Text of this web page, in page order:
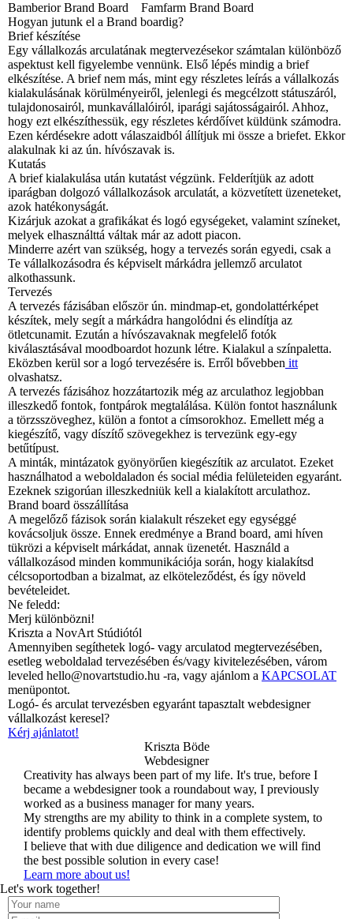
Bamberior Brand Board
Famfarm Brand Board
Hogyan jutunk el a Brand boardig?
Brief készítése
Egy vállalkozás arculatának megtervezésekor számtalan különböző
aspektust kell figyelembe vennünk. Első lépés mindig a brief
elkészítése. A brief nem más, mint egy részletes leírás a vállalkozás
kialakulásának körülményeiről, jelenlegi és megcélzott státuszáról,
tulajdonosairól, munkavállalóiról, iparági sajátosságairól. Ahhoz,
hogy ezt elkészíthessük, egy részletes kérdőívet küldünk számodra.
Ezen kérdésekre adott válaszaidból állítjuk mi össze a briefet. Ekkor
alakulnak ki az ún. hívószavak is.
Kutatás
A brief kialakulása után kutatást végzünk. Felderítjük az adott
iparágban dolgozó vállalkozások arculatát, a közvetített üzeneteket,
azok hatékonyságát.
Kizárjuk azokat a grafikákat és logó egységeket, valamint színeket,
melyek elhasználttá váltak már az adott piacon.
Minderre azért van szükség, hogy a tervezés során egyedi, csak a
Te vállalkozásodra és képviselt márkádra jellemző arculatot
alkothassunk.
Tervezés
A tervezés fázisában először ún. mindmap-et, gondolattérképet
készítek, mely segít a márkádra hangolódni és elindítja az
ötletcunamit. Ezután a hívószavaknak megfelelő fotók
kiválasztásával moodboardot hozunk létre. Kialakul a színpaletta.
Eközben kerül sor a logó tervezésére is. Erről bővebben itt
olvashatsz.
A tervezés fázisához hozzátartozik még az arculathoz legjobban
illeszkedő fontok, fontpárok megtalálása. Külön fontot használunk
a törzsszöveghez, külön a fontot a címsorokhoz. Emellett még a
kiegészítő, vagy díszítő szövegekhez is tervezünk egy-egy
betűtípust.
A minták, mintázatok gyönyörűen kiegészítik az arculatot. Ezeket
használhatod a weboldaladon és social média felületeiden egyaránt.
Ezeknek szigorúan illeszkedniük kell a kialakított arculathoz.
Brand board összállítása
A megelőző fázisok során kialakult részeket egy egységgé
kovácsoljuk össze. Ennek eredménye a Brand board, ami híven
tükrözi a képviselt márkádat, annak üzenetét. Használd a
vállalkozásod minden kommunikációja során, hogy kialakítsd
célcsoportodban a bizalmat, az elköteleződést, és így növeld
bevételeidet.
Ne feledd:
Merj különbözni!
Kriszta a NovArt Stúdiótól
Amennyiben segíthetek logó- vagy arculatod megtervezésében,
esetleg weboldalad tervezésében és/vagy kivitelezésében, várom
leveled hello@novartstudio.hu -ra, vagy ajánlom a KAPCSOLAT
menüpontot.
Logó- és arculat tervezésben egyaránt tapasztalt webdesigner
vállalkozást keresel?
Kérj ajánlatot!
Kriszta Böde
Webdesigner
Creativity has always been part of my life. It's true, before I
became a webdesigner took a roundabout way, I previously
worked as a business manager for many years.
My strengths are my ability to think in a complete system, to
identify problems quickly and deal with them effectively.
I believe that with due diligence and dedication we will find
the best possible solution in every case!
Learn more about us!
Let's work together!